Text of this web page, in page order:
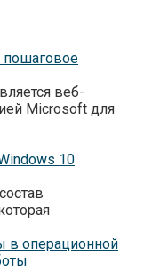
пошаговое
веб-
Microsoft для
10
в операционной